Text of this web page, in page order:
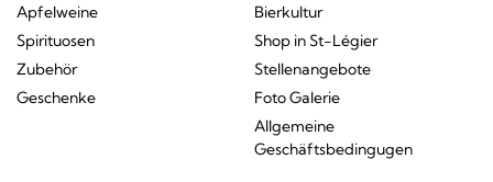
Apfelweine
Spirituosen
Zubehör
Geschenke
Bierkultur
Shop in St-Légier
Stellenangebote
Foto Galerie
Allgemeine
Geschäftsbedingugen